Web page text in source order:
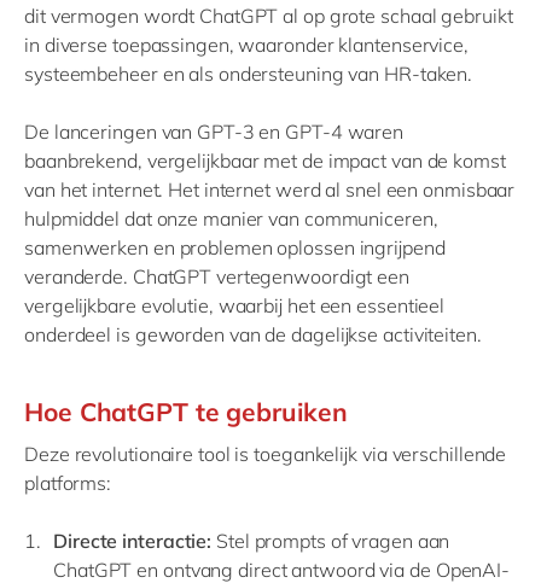
dit vermogen wordt ChatGPT al op grote schaal gebruikt
in diverse toepassingen, waaronder klantenservice,
systeembeheer en als ondersteuning van HR-taken.
De lanceringen van GPT-3 en GPT-4 waren
baanbrekend, vergelijkbaar met de impact van de komst
van het internet. Het internet werd al snel een onmisbaar
hulpmiddel dat onze manier van communiceren,
samenwerken en problemen oplossen ingrijpend
veranderde. ChatGPT vertegenwoordigt een
vergelijkbare evolutie, waarbij het een essentieel
onderdeel is geworden van de dagelijkse activiteiten.
Hoe ChatGPT te gebruiken
Deze revolutionaire tool is toegankelijk via verschillende
platforms:
Directe interactie: Stel prompts of vragen aan
ChatGPT en ontvang direct antwoord via de OpenAI-